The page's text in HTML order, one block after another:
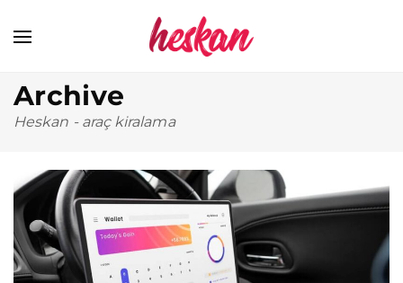
Archive
Heskan - araç kiralama